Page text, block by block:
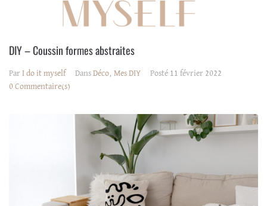
DIY – Coussin formes abstraites
Par I do it myself Dans Déco, Mes DIY Posté 11 février 2022
0 Commentaire(s)